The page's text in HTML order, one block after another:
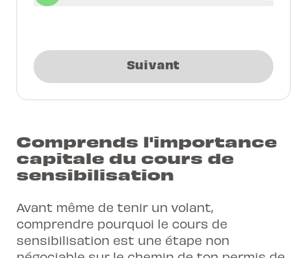
Suivant
Comprends l'importance
capitale du cours de
sensibilisation
Avant même de tenir un volant,
comprendre pourquoi le cours de
sensibilisation est une étape non